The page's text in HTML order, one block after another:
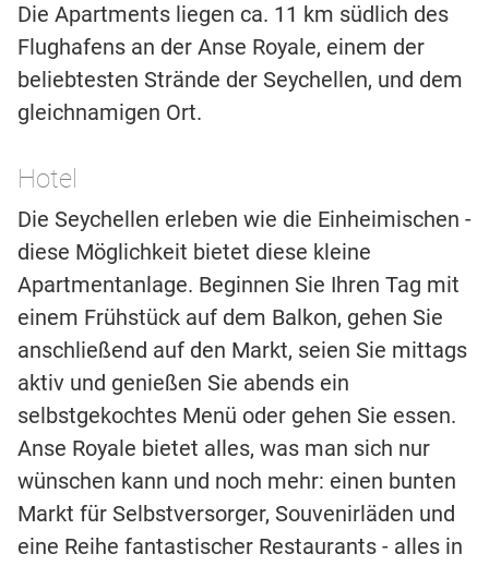
Die Apartments liegen ca. 11 km südlich des
Flughafens an der Anse Royale, einem der
beliebtesten Strände der Seychellen, und dem
gleichnamigen Ort.
Hotel
Die Seychellen erleben wie die Einheimischen -
diese Möglichkeit bietet diese kleine
Apartmentanlage. Beginnen Sie Ihren Tag mit
einem Frühstück auf dem Balkon, gehen Sie
anschließend auf den Markt, seien Sie mittags
aktiv und genießen Sie abends ein
selbstgekochtes Menü oder gehen Sie essen.
Anse Royale bietet alles, was man sich nur
wünschen kann und noch mehr: einen bunten
Markt für Selbstversorger, Souvenirläden und
eine Reihe fantastischer Restaurants - alles in